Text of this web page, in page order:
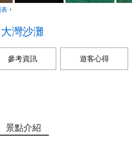
›
大灣沙灘
參考資訊 遊客心得
景點介紹